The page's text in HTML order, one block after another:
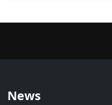
News